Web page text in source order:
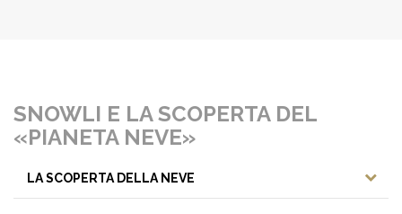
SNOWLI E LA SCOPERTA DEL
«PIANETA NEVE»
LA SCOPERTA DELLA NEVE